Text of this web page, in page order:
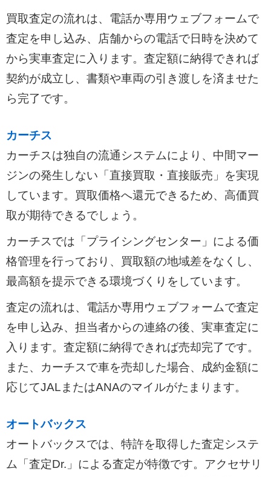
買取査定の流れは、電話か専用ウェブフォームで
査定を申し込み、店舗からの電話で日時を決めて
から実車査定に入ります。査定額に納得できれば
契約が成立し、書類や車両の引き渡しを済ませた
ら完了です。
カーチス
カーチスは独自の流通システムにより、中間マー
ジンの発生しない「直接買取・直接販売」を実現
しています。買取価格へ還元できるため、高価買
取が期待できるでしょう。
カーチスでは「プライシングセンター」による価
格管理を行っており、買取額の地域差をなくし、
最高額を提示できる環境づくりをしています。
査定の流れは、電話か専用ウェブフォームで査定
を申し込み、担当者からの連絡の後、実車査定に
入ります。査定額に納得できれば売却完了です。
また、カーチスで車を売却した場合、成約金額に
応じてJALまたはANAのマイルがたまります。
オートバックス
オートバックスでは、特許を取得した査定システ
ム「査定Dr.」による査定が特徴です。アクセサリ